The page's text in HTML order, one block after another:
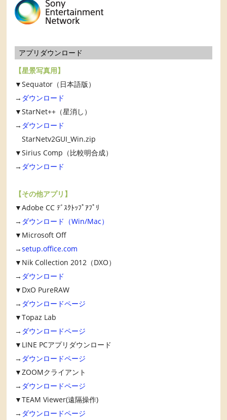
アプリダウンロード
【星景写真用】
▼Sequator（日本語版）
→ ダウンロード
▼StarNet++（星消し）
→ ダウンロード
StarNetv2GUI_Win.zip
▼Sirius Comp（比較明合成）
→ ダウンロード
【その他アプリ】
▼Adobe CC ﾃﾞｽｸﾄｯﾌﾟｱﾌﾟﾘ
→ ダウンロード（Win/Mac）
▼Microsoft Off
→setup.office.com
▼Nik Collection 2012（DXO）
→ ダウンロード
▼DxO PureRAW
→ ダウンロードページ
▼Topaz Lab
→ ダウンロードページ
▼LINE PCアプリダウンロード
→ ダウンロードページ
▼ZOOMクライアント
→ ダウンロードページ
▼TEAM Viewer(遠隔操作)
→ ダウンロードページ